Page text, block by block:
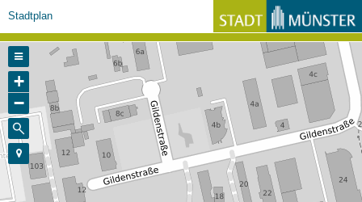
Stadtplan
+
−